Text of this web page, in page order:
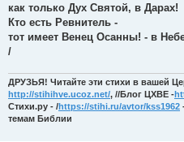
как только Дух Святой, в Дарах!
Кто есть Ревнитель -
тот имеет Венец Осанны! - в
/
ДРУЗЬЯ! Читайте эти стихи в вашей
http://stihihve.ucoz.net/, //Блог ЦХВЕ -
Стихи.ру - /https://stihi.ru/avtor/kss1962
темам Библии